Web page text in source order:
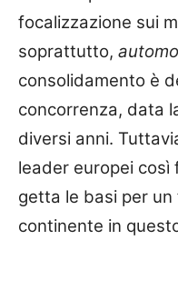
focalizzazione sui
soprattutto,
consolidamento è
concorrenza, data
diversi anni.
leader europei
getta le basi per
continente in